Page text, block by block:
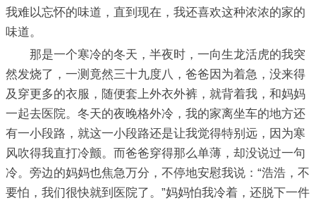
我难以忘怀的味道，直到现在，我还喜欢这种浓浓的家的
味道。
那是一个寒冷的冬天，半夜时，一向生龙活虎的我突
然发烧了，一测竟然三十九度八，爸爸因为着急，没来得
及穿更多的衣服，随便套上外衣外裤，就背着我，和妈妈
一起去医院。冬天的夜晚格外冷，我的家离坐车的地方还
有一小段路，就这一小段路还是让我觉得特别远，因为寒
风吹得我直打冷颤。而爸爸穿得那么单薄，却没说过一句
冷。旁边的妈妈也焦急万分，不停地安慰我说：“浩浩，不
要怕，我们很快就到医院了。”妈妈怕我冷着，还脱下一件